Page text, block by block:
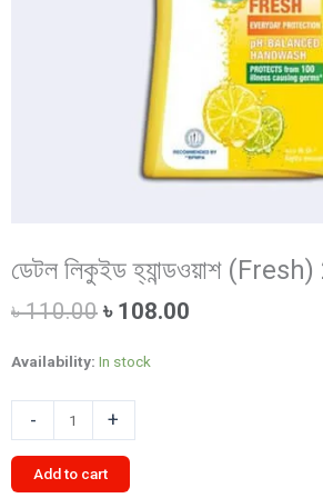
ডেটল লিকুইড হ্যান্ডওয়াশ
৳110.00 Original
was:
৳ 108.00
Availability: In stock
-
লিকুইড
হ্যান্ডওয়াশ
(Fresh)
+
Add to cart